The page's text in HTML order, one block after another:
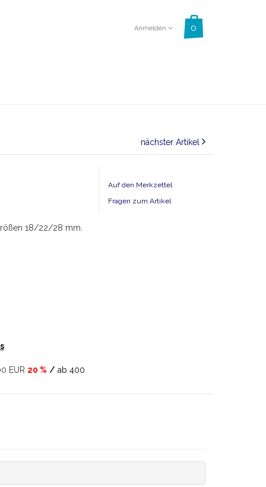
Anmelden
nächster Artikel
18/22/28 mm.
EUR 20 % / ab 400
Auf den Merkzettel
Fragen zum Artikel